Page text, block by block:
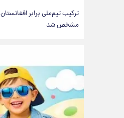
ترکیب تیم‌ملی برابر افغانستان
مشخص شد